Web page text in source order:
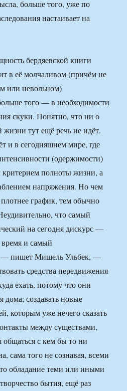
больше того, уже по
настаивает на
бердяевской книги
в её молчаливом (причём не
или невольном)
того — в необходимости
скуки. Понятно, что ни о
жизни тут ещё речь не идёт.
и в сегодняшнем мире, где
(одержимости)
критерием полноты жизни, а
напряжения. Но чем
график, тем обычно
что самый
на сегодня дискурс —
и самый
— пишет Мишель Ульбек, —
средства передвижения
ехать, потому что они
дома; создавать новые
которым уже нечего сказать
между существами,
общаться с кем бы то ни
сама того не сознавая, всеми
обладание теми или иными
бытия, ещё раз